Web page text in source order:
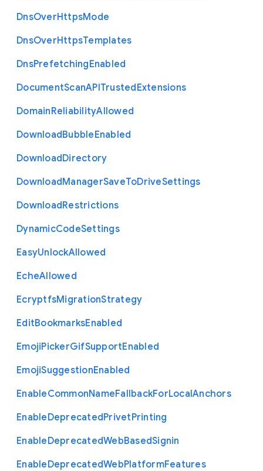
DnsOverHttpsMode
DnsOverHttpsTemplates
DnsPrefetchingEnabled
DocumentScanAPITrustedExtensions
DomainReliabilityAllowed
DownloadBubbleEnabled
DownloadDirectory
DownloadManagerSaveToDriveSettings
DownloadRestrictions
DynamicCodeSettings
EasyUnlockAllowed
EcheAllowed
EcryptfsMigrationStrategy
EditBookmarksEnabled
EmojiPickerGifSupportEnabled
EmojiSuggestionEnabled
EnableCommonNameFallbackForLocalAnchors
EnableDeprecatedPrivetPrinting
EnableDeprecatedWebBasedSignin
EnableDeprecatedWebPlatformFeatures